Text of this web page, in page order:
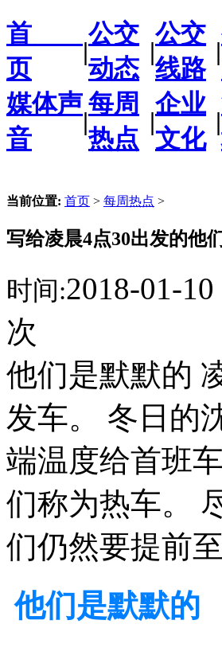
首
页
|
公交
动态
|
公交
线路
|
媒体声
音
|
每周
热点
|
企业
文化
|
当前位置: 首页 > 每周热点 >
写给凌晨4点30出发的
时间:2018-01-10
次
他们是默默的
发车。 冬日的
端温度给首班
们称为热车。
们仍然要提前
他们是默默的